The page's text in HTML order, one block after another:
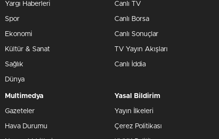
Yargı Haberleri
Spor
Ekonomi
Kültür & Sanat
Sağlık
Dünya
Canlı TV
Canlı Borsa
Canlı Sonuçlar
TV Yayın Akışları
Canlı İddia
Multimedya
Gazeteler
Hava Durumu
Yasal Bildirim
Yayın İlkeleri
Çerez Politikası